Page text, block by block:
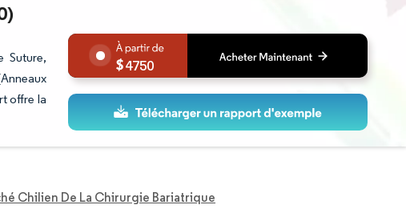
Suture,
offre la
4750
Chilien De La Chirurgie Bariatrique